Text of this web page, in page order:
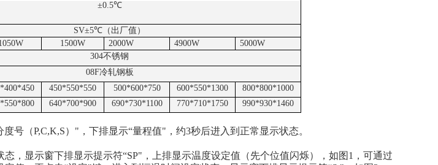
±0.5℃
SV±5℃（出厂值）
1500W 2000W 4900W
5000W
304不锈钢
08F冷轧钢板
450*550*550 500*600*750 600*550*1300
800*800*1000
640*700*900 690*730*1100 770*710*1750
990*930*1460
度号（P,C,K,S）"，下排显示“量程值"，约3秒后进入到正常显示状态。
态，显示窗下排显示提示符“SP"，上排显示温度设定值（先个位值闪烁），如图 1 ，可通过